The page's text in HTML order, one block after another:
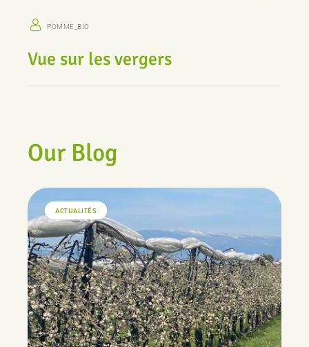
POMME_BIO
Vue sur les vergers
Our Blog
ACTUALITÉS